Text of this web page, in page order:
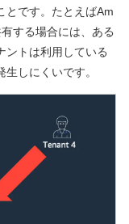
とです。たとえばAm
する場合には、ある
ントは利用している
しにくいです。